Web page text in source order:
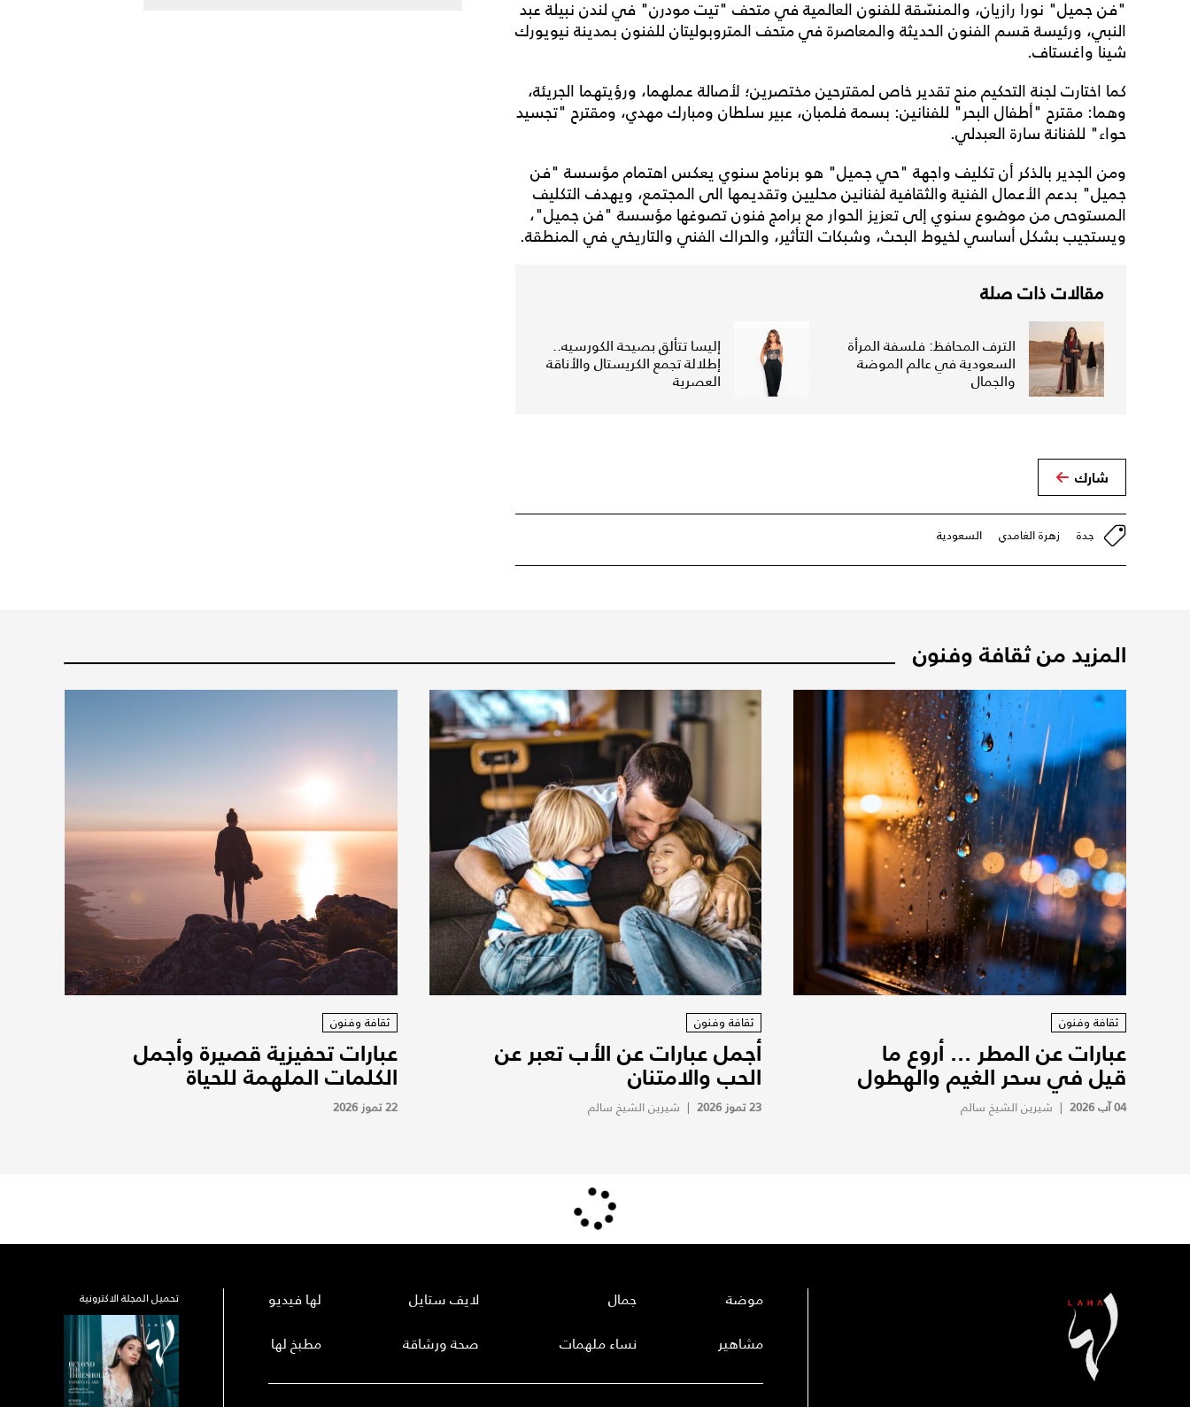
"فن جميل" نورا رازيان، والمنسّقة للفنون العالمية في متحف "تيت مودرن" في لندن نبيلة عبد
النبي، ورئيسة قسم الفنون الحديثة والمعاصرة في متحف المتروبوليتان للفنون بمدينة نيويورك
شينا واغستاف.
كما اختارت لجنة التحكيم منح تقدير خاص لمقترحين مختصرين؛ لأصالة عملهما، ورؤيتهما الجريئة،
وهما: مقترح "أطفال البحر" للفنانين: بسمة فلمبان، عبير سلطان ومبارك مهدي، ومقترح "تجسيد
حواء" للفنانة سارة العبدلي.
ومن الجدير بالذكر أن تكليف واجهة "حي جميل" هو برنامج سنوي يعكس اهتمام مؤسسة "فن
جميل" بدعم الأعمال الفنية والثقافية لفنانين محليين وتقديمها الى المجتمع، ويهدف التكليف
المستوحى من موضوع سنوي إلى تعزيز الحوار مع برامج فنون تصوغها مؤسسة "فن جميل"،
ويستجيب بشكل أساسي لخيوط البحث، وشبكات التأثير، والحراك الفني والتاريخي في المنطقة.
مقالات ذات صلة
الترف المحافظ: فلسفة المرأة
السعودية في عالم الموضة
والجمال
إليسا تتألق بصيحة الكورسيه..
إطلالة تجمع الكريستال والأناقة
العصرية
شارك
جدة زهرة الغامدي السعودية
المزيد من ثقافة وفنون
ثقافة وفنون
عبارات عن المطر ... أروع ما
قيل في سحر الغيم والهطول
04 آب 2026 | شيرين الشيخ سالم
ثقافة وفنون
أجمل عبارات عن الأب تعبر عن
الحب والامتنان
23 تموز 2026 | شيرين الشيخ سالم
ثقافة وفنون
عبارات تحفيزية قصيرة وأجمل
الكلمات الملهمة للحياة
22 تموز 2026
موضة
مشاهير
جمال
نساء ملهمات
لايف ستايل
صحة ورشاقة
لها فيديو
مطبخ لها
تحميل المجلة الاكترونية